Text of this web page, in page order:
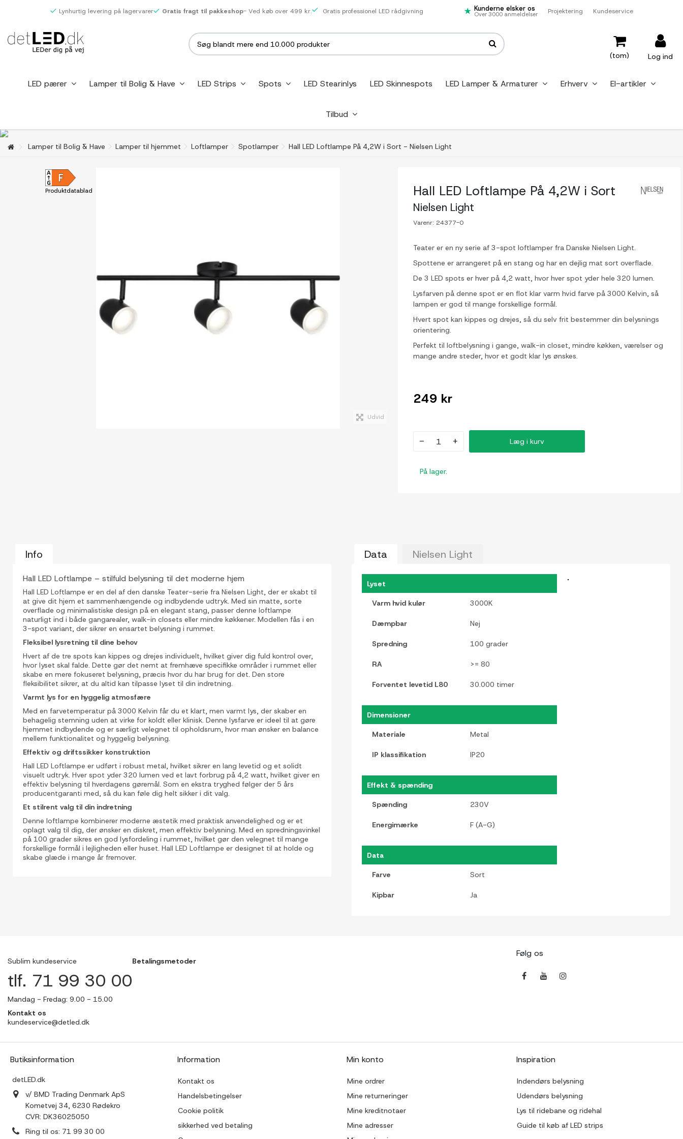
Lynhurtig levering på lagervarer Gratis fragt til pakkeshop- Ved køb over 499 kr. Gratis professionel LED rådgivning Kunderne elsker os
Over 3000 anmeldelser Projektering Kundeservice
Log ind
(tom)
LED pærer Lamper til Bolig & Have LED Strips Spots LED Stearinlys LED Skinnespots LED Lamper & Armaturer Erhverv El-artikler
Tilbud
Lamper til Bolig & Have Lamper til hjemmet Loftlamper Spotlamper Hall LED Loftlampe På 4,2W i Sort - Nielsen Light
Produktdatablad
Udvid
Hall LED Loftlampe På 4,2W i Sort
Nielsen Light
Varenr: 24377-0
Teater er en ny serie af 3-spot loftlamper fra Danske Nielsen Light.
Spottene er arrangeret på en stang og har en dejlig mat sort overflade.
De 3 LED spots er hver på 4,2 watt, hvor hver spot yder hele 320 lumen.
Lysfarven på denne spot er en flot klar varm hvid farve på 3000 Kelvin, så
lampen er god til mange forskellige formål.
Hvert spot kan kippes og drejes, så du selv frit bestemmer din belysnings
orientering.
Perfekt til loftbelysning i gange, walk-in closet, mindre køkken, værelser og
mange andre steder, hvor et godt klar lys ønskes.
249 kr
- + Læg i kurv
På lager.
Info Data Nielsen Light
Hall LED Loftlampe – stilfuld belysning til det moderne hjem
Hall LED Loftlampe er en del af den danske Teater-serie fra Nielsen Light, der er skabt til
at give dit hjem et sammenhængende og indbydende udtryk. Med sin matte, sorte
overflade og minimalistiske design på en elegant stang, passer denne loftlampe
naturligt ind i både gangarealer, walk-in closets eller mindre køkkener. Modellen fås i en
3-spot variant, der sikrer en ensartet belysning i rummet.
Fleksibel lysretning til dine behov
Hvert af de tre spots kan kippes og drejes individuelt, hvilket giver dig fuld kontrol over,
hvor lyset skal falde. Dette gør det nemt at fremhæve specifikke områder i rummet eller
skabe en mere fokuseret belysning, præcis hvor du har brug for det. Den store
fleksibilitet sikrer, at du altid kan tilpasse lyset til din indretning.
Varmt lys for en hyggelig atmosfære
Med en farvetemperatur på 3000 Kelvin får du et klart, men varmt lys, der skaber en
behagelig stemning uden at virke for koldt eller klinisk. Denne lysfarve er ideel til at gøre
hjemmet indbydende og er særligt velegnet til opholdsrum, hvor man ønsker en balance
mellem funktionalitet og hyggelig belysning.
Effektiv og driftssikker konstruktion
Hall LED Loftlampe er udført i robust metal, hvilket sikrer en lang levetid og et solidt
visuelt udtryk. Hver spot yder 320 lumen ved et lavt forbrug på 4,2 watt, hvilket giver en
effektiv belysning til hverdagens gøremål. Som en ekstra tryghed følger der 5 års
producentgaranti med, så du kan føle dig helt sikker i dit valg.
Et stilrent valg til din indretning
Denne loftlampe kombinerer moderne æstetik med praktisk anvendelighed og er et
oplagt valg til dig, der ønsker en diskret, men effektiv belysning. Med en spredningsvinkel
på 100 grader sikres en god lysfordeling i rummet, hvilket gør den velegnet til mange
forskellige formål i lejligheden eller huset. Hall LED Loftlampe er designet til at holde og
skabe glæde i mange år fremover.
Lyset
Varm hvid kulør 3000K
Dæmpbar Nej
Spredning 100 grader
RA >= 80
Forventet levetid L80 30.000 timer
Dimensioner
Materiale Metal
IP klassifikation IP20
Effekt & spænding
Spænding 230V
Energimærke F (A-G)
Data
Farve Sort
Kipbar Ja
Sublim kundeservice
tlf. 71 99 30 00
Mandag - Fredag: 9.00 - 15.00
Kontakt os
kundeservice@detled.dk
Betalingsmetoder
Følg os
Butiksinformation
detLED.dk
v/ BMD Trading Denmark ApS
Kometvej 34, 6230 Rødekro
CVR: DK36025050
Ring til os: 71 99 30 00
Information
Kontakt os
Handelsbetingelser
Cookie politik
sikkerhed ved betaling
Min konto
Mine ordrer
Mine returneringer
Mine kreditnotaer
Mine adresser
Inspiration
Indendørs belysning
Udendørs belysning
Lys til ridebane og ridehal
Guide til køb af LED strips